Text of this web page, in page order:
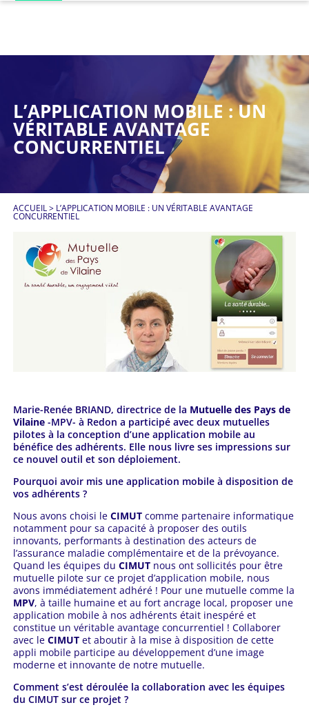
L’APPLICATION MOBILE : UN
VÉRITABLE AVANTAGE
CONCURRENTIEL
ACCUEIL> L’APPLICATION MOBILE : UN VÉRITABLE AVANTAGE
CONCURRENTIEL
Marie-Renée BRIAND, directrice de la Mutuelle des Pays de
Vilaine-MPV- à Redon a participé avec deux mutuelles
pilotes à la conception d’une application mobile au
bénéfice des adhérents. Elle nous livre ses impressions sur
ce nouvel outil et son déploiement.
Pourquoi avoir mis une application mobile à disposition de
vos adhérents ?
Nous avons choisi le CIMUT comme partenaire informatique
notamment pour sa capacité à proposer des outils
innovants, performants à destination des acteurs de
l’assurance maladie complémentaire et de la prévoyance.
Quand les équipes du CIMUT nous ont sollicités pour être
mutuelle pilote sur ce projet d’application mobile, nous
avons immédiatement adhéré ! Pour une mutuelle comme la
MPV, à taille humaine et au fort ancrage local, proposer une
application mobile à nos adhérents était inespéré et
constitue un véritable avantage concurrentiel ! Collaborer
avec le CIMUT et aboutir à la mise à disposition de cette
appli mobile participe au développement d’une image
moderne et innovante de notre mutuelle.
Comment s’est déroulée la collaboration avec les équipes
du CIMUT sur ce projet ?